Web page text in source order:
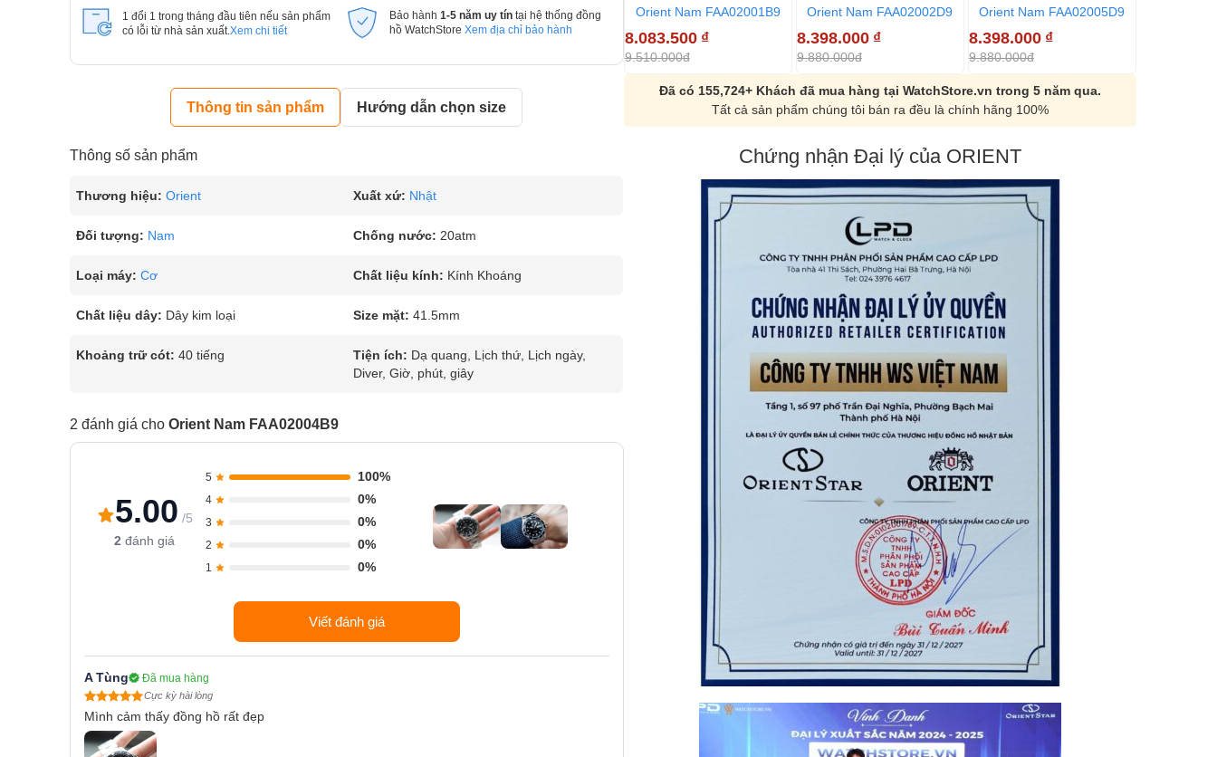
1 đổi 1 trong tháng đầu tiên nếu sản phẩm
có lỗi từ nhà sản xuất. Xem chi tiết
Bảo hành 1-5 năm uy tín tại hệ thống đồng
hồ WatchStore Xem địa chỉ bảo hành
Thông tin sản phẩm Hướng dẫn chọn size
Thông số sản phẩm
Thương hiệu: Orient Xuất xứ: Nhật
Đối tượng: Nam Chống nước: 20atm
Loại máy: Cơ Chất liệu kính: Kính Khoáng
Chất liệu dây: Dây kim loại Size mặt: 41.5mm
Khoảng trữ cót: 40 tiếng Tiện ích: Dạ quang, Lịch thứ, Lịch ngày,
Diver, Giờ, phút, giây
2 đánh giá cho Orient Nam FAA02004B9
5.00 /5
2 đánh giá
5 100%
4 0%
3 0%
2 0%
1 0%
Viết đánh giá
A Tùng Đã mua hàng
Cực kỳ hài lòng
Mình cảm thấy đồng hồ rất đẹp
Orient Nam FAA02001B9
8.083.500 ₫
9.510.000đ
Orient Nam FAA02002D9
8.398.000 ₫
9.880.000đ
Orient Nam FAA02005D9
8.398.000 ₫
9.880.000đ
Đã có 155,724+ Khách đã mua hàng tại WatchStore.vn trong 5 năm qua.
Tất cả sản phẩm chúng tôi bán ra đều là chính hãng 100%
Chứng nhận Đại lý của ORIENT